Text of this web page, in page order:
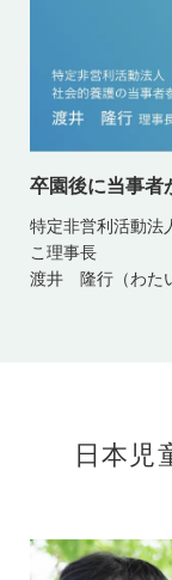
卒園後に当事者
特定非営利活動法
こ理事長
渡井 隆行（わた
日本児